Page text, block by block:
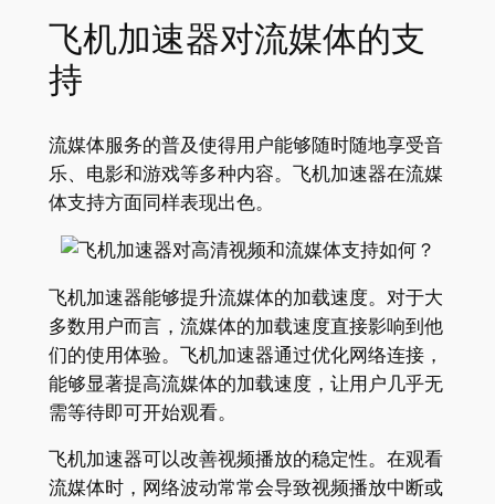
飞机加速器对流媒体的支
持
流媒体服务的普及使得用户能够随时随地享受音
乐、电影和游戏等多种内容。飞机加速器在流媒
体支持方面同样表现出色。
飞机加速器能够提升流媒体的加载速度。对于大
多数用户而言，流媒体的加载速度直接影响到他
们的使用体验。飞机加速器通过优化网络连接，
能够显著提高流媒体的加载速度，让用户几乎无
需等待即可开始观看。
飞机加速器可以改善视频播放的稳定性。在观看
流媒体时，网络波动常常会导致视频播放中断或